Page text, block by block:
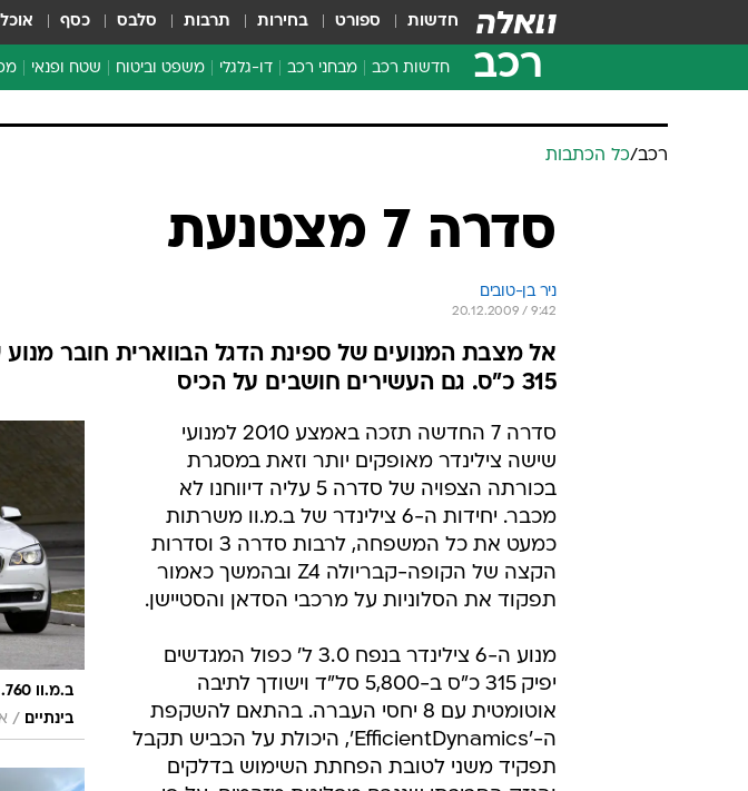
חדשות ספורט בחירות תרבות סלבס כסף אוכל
רכב חדשות רכב מבחני רכב דו-גלגלי משפט וביטוח שטח ופנאי
רכב/כל הכתבות
סדרה 7 מצטנעת
ניר בן-טובים
20.12.2009 / 9:42
אל מצבת המנועים של ספינת הדגל הבווארית חובר
315 כ"ס. גם העשירים חושבים על הכיס
בינתיים
/
סדרה 7 החדשה תזכה באמצע 2010 למנועי
שישה צילינדר מאופקים יותר וזאת במסגרת
בכורתה הצפויה של סדרה 5 עליה דיווחנו לא
מכבר. יחידות ה-6 צילינדר של ב.מ.וו משרתות
כמעט את כל המשפחה, לרבות סדרה 3 וסדרות
הקצה של הקופה-קבריולה Z4 ובהמשך כאמור
תפקוד את הסלוניות על מרכבי הסדאן והסטיישן.
מנוע ה-6 צילינדר בנפח 3.0 ל' כפול המגדשים
יפיק 315 כ"ס ב-5,800 סל"ד וישודך לתיבה
אוטומטית עם 8 יחסי העברה. בהתאם להשקפת
ה-'EfficientDynamics', היכולת על הכביש תקבל
תפקיד משני לטובת הפחתת השימוש בדלקים